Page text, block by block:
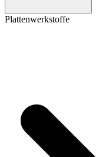
Plattenwerkstoffe